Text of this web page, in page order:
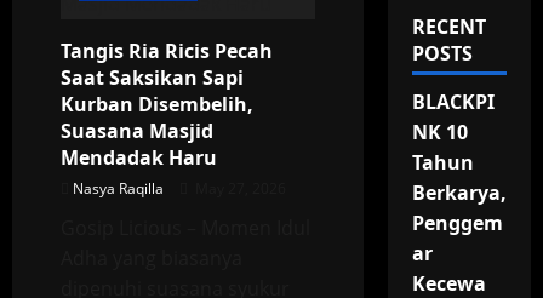
Tangis Ria Ricis Pecah
Saat Saksikan Sapi
Kurban Disembelih,
Suasana Masjid
Mendadak Haru
Nasya Raqilla
RECENT
POSTS
BLACKPI
NK 10
Tahun
Berkarya,
Penggem
ar
Kecewa